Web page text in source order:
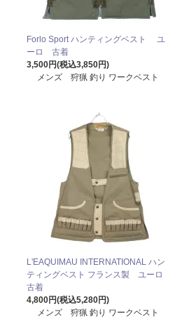
Forlo Sport ハンティングベスト ユ
ーロ 古着
3,500円(税込3,850円)
メンズ 狩猟 釣り ワークベスト
L'EAQUIMAU INTERNATIONAL ハン
ティングベスト フランス製 ユーロ
古着
4,800円(税込5,280円)
メンズ 狩猟 釣り ワークベスト